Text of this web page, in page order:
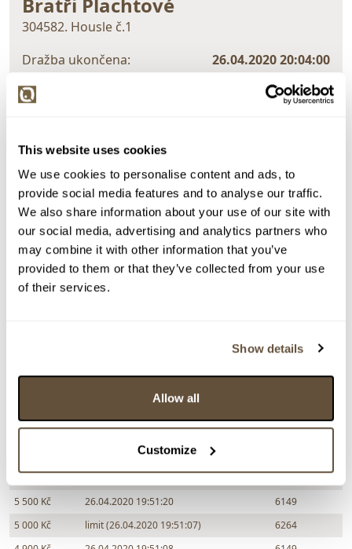
This website uses cookies
We use cookies to personalise content and ads, to
provide social media features and to analyse our traffic.
We also share information about your use of our site with
our social media, advertising and analytics partners who
may combine it with other information that you’ve
provided to them or that they’ve collected from your use
of their services.
Show details
Allow all
Customize
Bratři Plachtové
304582. Housle č.1
Dražba ukončena:
26.04.2020 20:04:00
Vyvolávací cena:
900 Kč
vydraženo za:
8 500 Kč
Chcete prodat podobný předmět?
> Zobrazit informaci jak prodat předmět v aukci
Částka Přihozeno
6 500 Kč
limit (26.04.2020 19:52:02)
6264
26.04.2020 19:52:03
5 500 Kč
26.04.2020 19:51:20
6149
5 000 Kč
limit (26.04.2020 19:51:07)
6264